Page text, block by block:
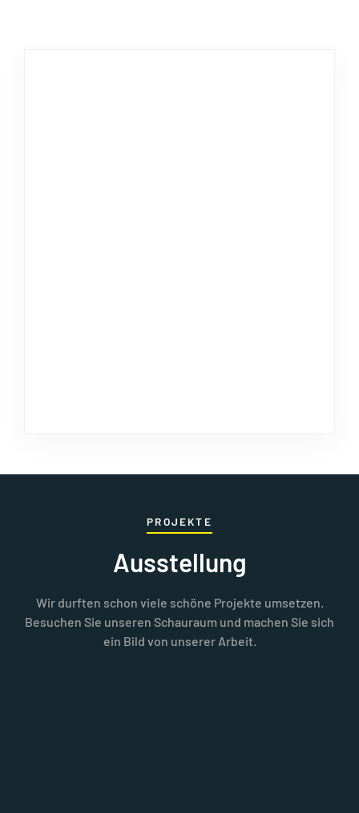
PROJEKTE
Ausstellung
Wir durften schon viele schöne Projekte umsetzen.
Besuchen Sie unseren Schauraum und machen Sie sich
ein Bild von unserer Arbeit.